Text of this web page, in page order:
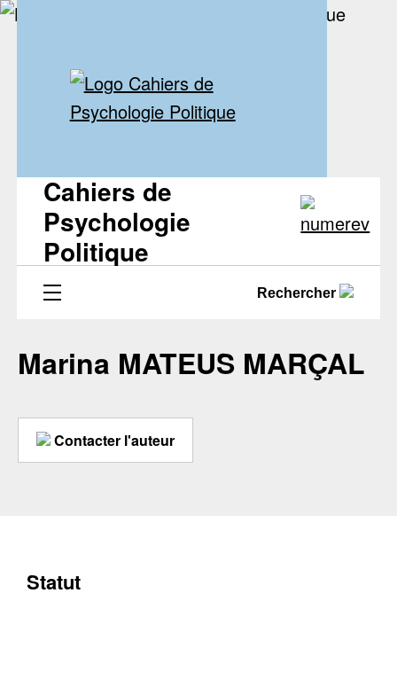
Cahiers de
Psychologie
Politique
Rechercher
Marina MATEUS MARÇAL
Contacter l'auteur
Statut